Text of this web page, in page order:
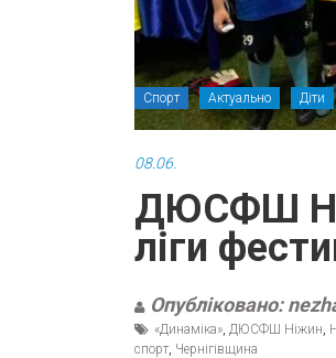
Спорт Актуально Діти
08.06.
ДЮСФШ
ліги
Опубліковано:
«Динаміка» ДЮСФШ Ніжин
спорт Чернігівщина